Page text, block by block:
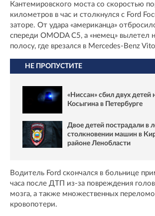
Кантемировского моста со скоростью
километров в час и столкнулся с Ford
заторе. От удара «американца»
спереди OMODA C5, а «немец» вылетел
полосу, где врезался в Mercedes-Benz
НЕ ПРОПУСТИТЕ
«Ниссан» сбил двух детей
Косыгина в Петербурге
Двое детей пострадали в
столкновении машин в
районе Ленобласти
Водитель Ford скончался в больнице
часа после ДТП из-за повреждения
мозга, а также множественных
кровопотери.